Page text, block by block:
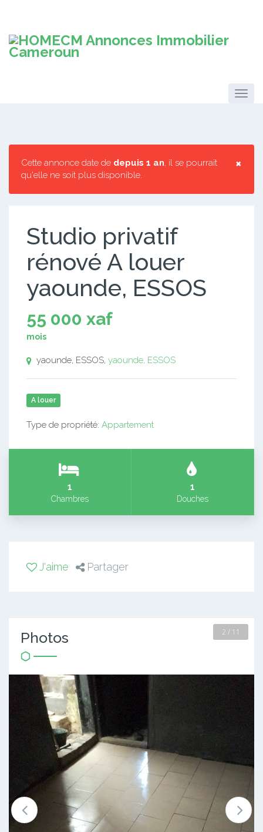
×
Cette annonce date de depuis 1 an, il se pourrait
qu'elle ne soit plus disponible.
Studio privatif
rénové A louer
yaounde, ESSOS
55 000 xaf
mois
yaounde, ESSOS, yaounde, ESSOS
A louer
Type de propriété: Appartement
1
Chambres
1
Douches
J'aime Partager
Photos 2 / 11